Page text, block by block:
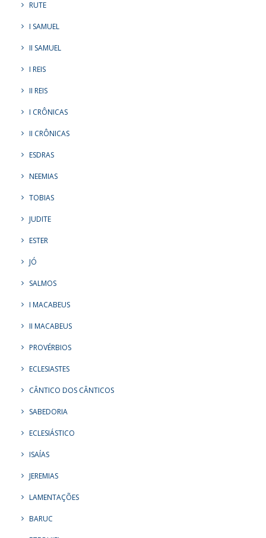
RUTE
I SAMUEL
II SAMUEL
I REIS
II REIS
I CRÔNICAS
II CRÔNICAS
ESDRAS
NEEMIAS
TOBIAS
JUDITE
ESTER
JÓ
SALMOS
I MACABEUS
II MACABEUS
PROVÉRBIOS
ECLESIASTES
CÂNTICO DOS CÂNTICOS
SABEDORIA
ECLESIÁSTICO
ISAÍAS
JEREMIAS
LAMENTAÇÕES
BARUC